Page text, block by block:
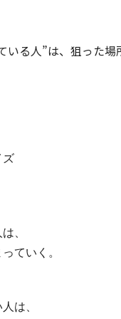
いる人”は、狙った場
ズ
、
ていく。
は、